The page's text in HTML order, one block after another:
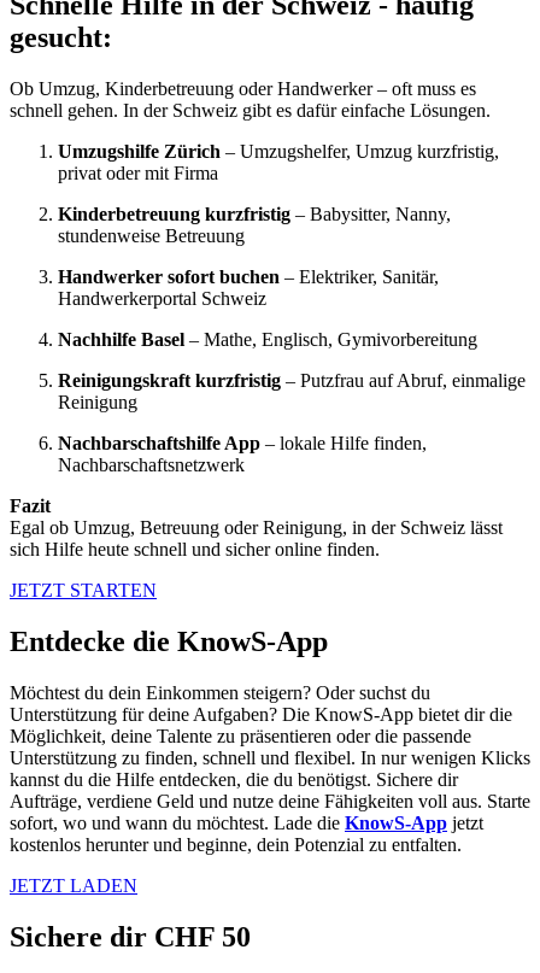
gesucht:
Ob Umzug, Kinderbetreuung oder Handwerker – oft muss es
schnell gehen. In der Schweiz gibt es dafür einfache Lösungen.
Umzugshilfe Zürich – Umzugshelfer, Umzug kurzfristig,
privat oder mit Firma
Kinderbetreuung kurzfristig – Babysitter, Nanny,
stundenweise Betreuung
Handwerker sofort buchen – Elektriker, Sanitär,
Handwerkerportal Schweiz
Nachhilfe Basel – Mathe, Englisch, Gymivorbereitung
Reinigungskraft kurzfristig – Putzfrau auf Abruf, einmalige
Reinigung
Nachbarschaftshilfe App – lokale Hilfe finden,
Nachbarschaftsnetzwerk
Fazit
Egal ob Umzug, Betreuung oder Reinigung, in der Schweiz lässt
sich Hilfe heute schnell und sicher online finden.
JETZT STARTEN
Entdecke die KnowS-App
Möchtest du dein Einkommen steigern? Oder suchst du
Unterstützung für deine Aufgaben? Die KnowS-App bietet dir die
Möglichkeit, deine Talente zu präsentieren oder die passende
Unterstützung zu finden, schnell und flexibel. In nur wenigen Klicks
kannst du die Hilfe entdecken, die du benötigst. Sichere dir
Aufträge, verdiene Geld und nutze deine Fähigkeiten voll aus. Starte
sofort, wo und wann du möchtest. Lade die KnowS-App jetzt
kostenlos herunter und beginne, dein Potenzial zu entfalten.
JETZT LADEN
Sichere dir CHF 50